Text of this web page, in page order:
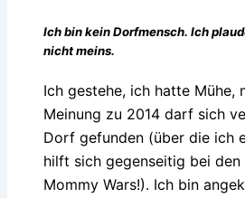
Ich bin kein Dorfmensch. Ich
nicht meins.
Ich gestehe, ich hatte Mühe,
Meinung zu 2014 darf sich
Dorf gefunden (über die ich
hilft sich gegenseitig bei
Mommy Wars!). Ich bin